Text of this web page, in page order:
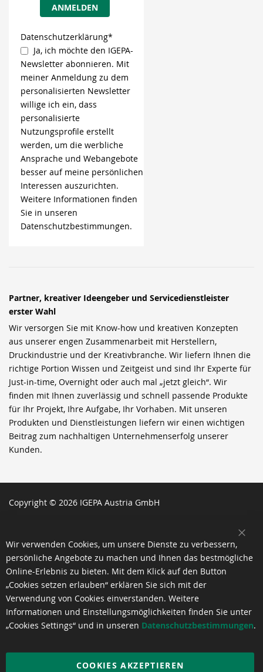
ANMELDEN
Datenschutzerklärung*
Ja, ich möchte den IGEPA-
Newsletter abonnieren. Mit
meiner Anmeldung zu dem
personalisierten Newsletter
willige ich ein, dass
personalisierte
Nutzungsprofile erstellt
werden, um die werbliche
Ansprache und Webangebote
besser auf meine persönlichen
Interessen auszurichten.
Weitere Informationen finden
Sie in unseren
Datenschutzbestimmungen.
Partner, kreativer Ideengeber und Servicedienstleister
erster Wahl
Wir versorgen Sie mit Know-how und kreativen Konzepten
aus unserer engen Zusammenarbeit mit Herstellern,
Druckindustrie und der Kreativbranche. Wir liefern Ihnen die
richtige Portion Wissen und Zeitgeist und sind Ihr Experte für
Just-in-time, Overnight oder auch mal „jetzt gleich“. Wir
finden mit Ihnen zuverlässig und schnell passende Produkte
für Ihr Projekt, Ihre Aufgabe, Ihr Vorhaben. Mit unseren
Produkten und Dienstleistungen liefern wir einen wichtigen
Beitrag zum nachhaltigen Unternehmenserfolg unserer
Kunden.
Copyright © 2026 IGEPA Austria GmbH
Wir verwenden Cookies, um unsere Dienste zu verbessern,
persönliche Angebote zu machen und Ihnen das bestmögliche
Online-Erlebnis zu bieten. Mit dem Klick auf den Button
„Cookies setzen erlauben“ erklären Sie sich mit der
Verwendung von Cookies einverstanden. Weitere
Informationen und Einstellungsmöglichkeiten finden Sie unter
„Cookies Settings“ und in unseren Datenschutzbestimmungen.
COOKIES AKZEPTIEREN